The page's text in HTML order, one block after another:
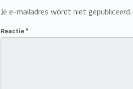
Je e-mailadres wordt niet gepubliceerd.
Reactie*